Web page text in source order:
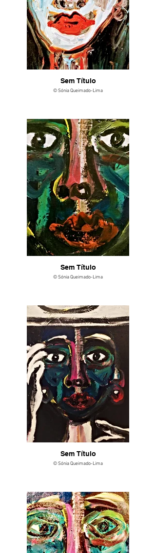
Sem Título
© Sónia Queimado-Lima
Sem Título
© Sónia Queimado-Lima
Sem Título
© Sónia Queimado-Lima